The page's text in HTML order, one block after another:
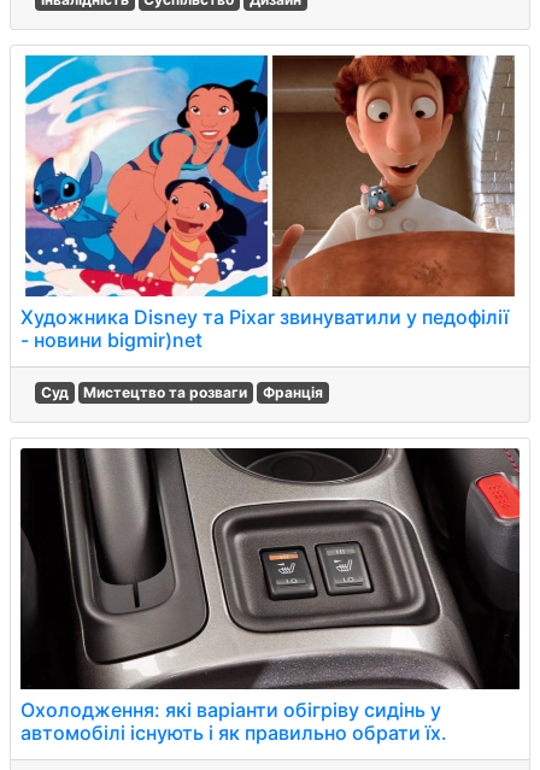
Художника Disney та Pixar звинуватили у педофілії
- новини bigmir)net
Суд Мистецтво та розваги Франція
Охолодження: які варіанти обігріву сидінь у
автомобілі існують і як правильно обрати їх.